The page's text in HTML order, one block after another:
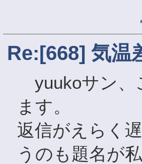
Re:[668] 気温
yuukoサン、
ます。
返信がえらく
うのも題名が